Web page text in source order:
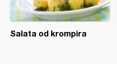
Salata od krompira